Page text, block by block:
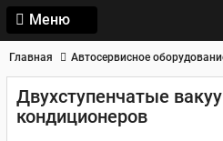
Меню
Главная Автосервисное
Двухступенчатые
кондиционеров